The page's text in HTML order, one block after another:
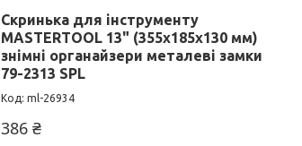
Скринька для інструменту
MASTERTOOL 13" (355х185х130 мм)
знімні органайзери металеві замки
79-2313 SPL
ml-26934
386 ₴